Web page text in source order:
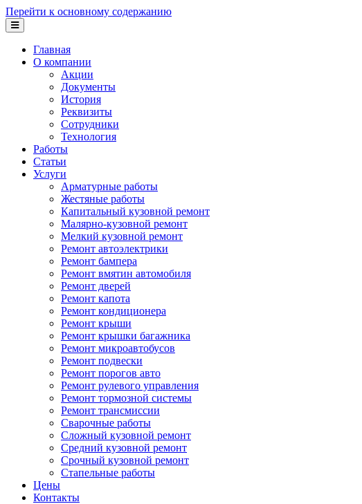
Перейти к основному содержанию
Главная
О компании
Акции
Документы
История
Реквизиты
Сотрудники
Технология
Работы
Статьи
Услуги
Арматурные работы
Жестяные работы
Капитальный кузовной ремонт
Малярно-кузовной ремонт
Мелкий кузовной ремонт
Ремонт автоэлектрики
Ремонт бампера
Ремонт вмятин автомобиля
Ремонт дверей
Ремонт капота
Ремонт кондиционера
Ремонт крыши
Ремонт крышки багажника
Ремонт микроавтобусов
Ремонт подвески
Ремонт порогов авто
Ремонт рулевого управления
Ремонт тормозной системы
Ремонт трансмиссии
Сварочные работы
Сложный кузовной ремонт
Средний кузовной ремонт
Срочный кузовной ремонт
Стапельные работы
Цены
Контакты